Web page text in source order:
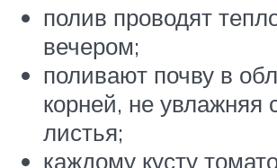
полив проводят
вечером;
поливают почву в
корней, не увлажняя
листья;
каждому кусту